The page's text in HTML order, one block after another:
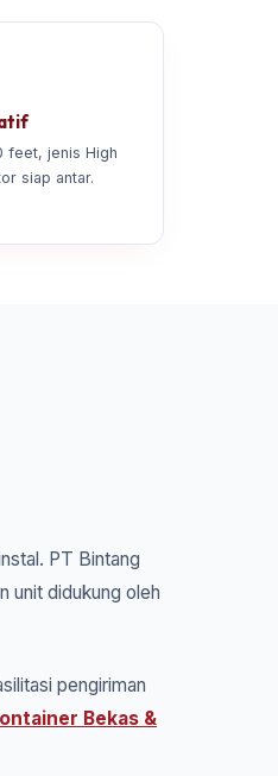
feet, jenis High
siap antar.
PT Bintang
unit didukung oleh
pengiriman
Bekas &